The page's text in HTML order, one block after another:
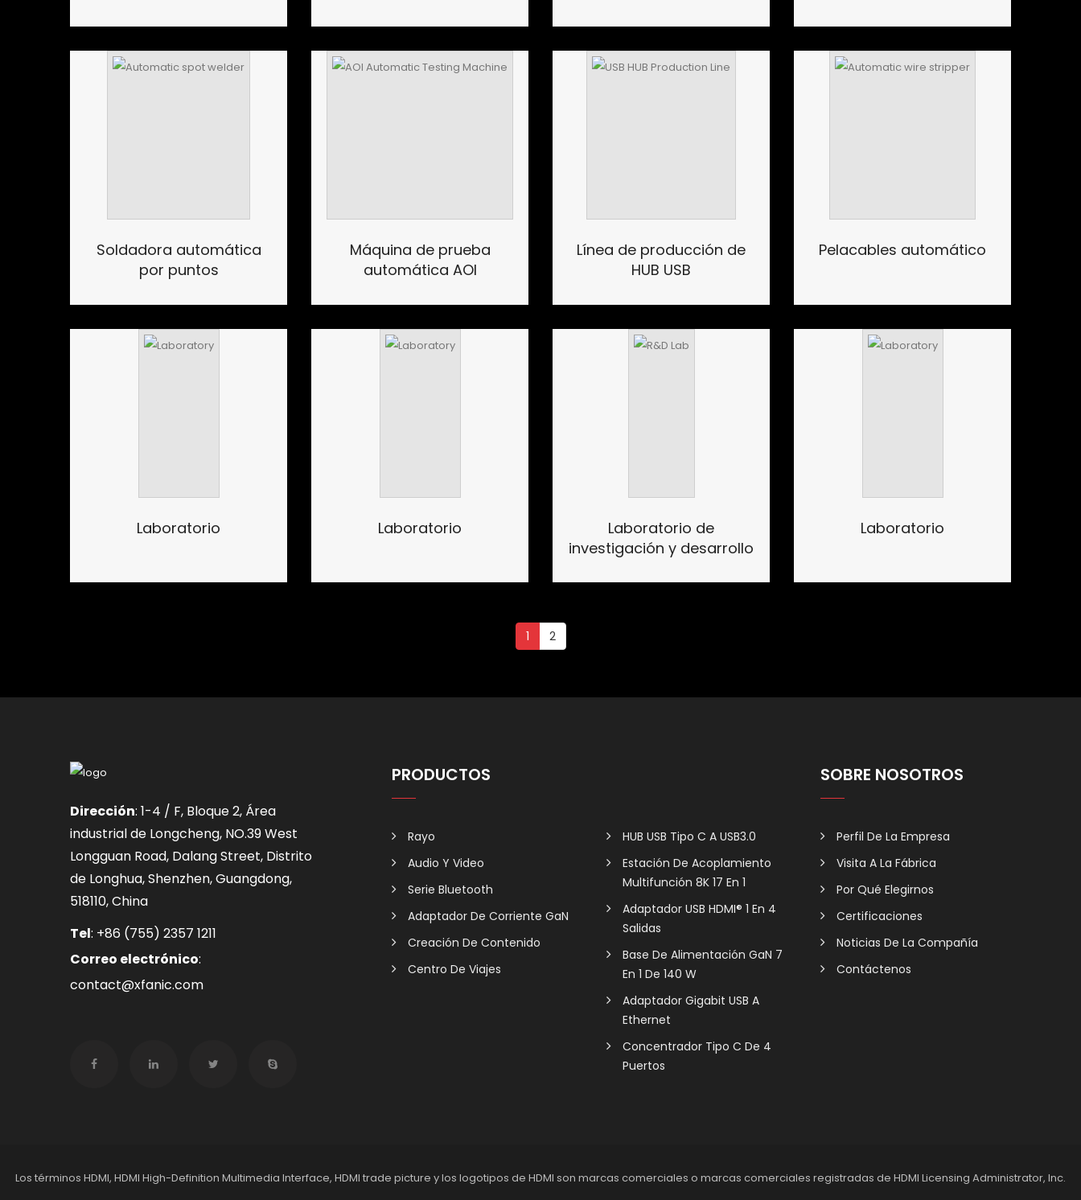
Soldadora automática
por puntos
Máquina de prueba
automática AOI
Línea de producción de
HUB USB
Pelacables automático
Laboratorio Laboratorio
Laboratorio de
investigación y desarrollo
Laboratorio
1 2
Dirección: 1-4 / F, Bloque 2, Área
industrial de Longcheng, NO.39 West
Longguan Road, Dalang Street, Distrito
de Longhua, Shenzhen, Guangdong,
518110, China
Tel: +86 (755) 2357 1211
Correo electrónico:
contact@xfanic.com
PRODUCTOS
Rayo
Audio Y Video
Serie Bluetooth
Adaptador De Corriente GaN
Creación De Contenido
Centro De Viajes
HUB USB Tipo C A USB3.0
Estación De Acoplamiento
Multifunción 8K 17 En 1
Adaptador USB HDMI® 1 En 4
Salidas
Base De Alimentación GaN 7
En 1 De 140 W
Adaptador Gigabit USB A
Ethernet
Concentrador Tipo C De 4
Puertos
SOBRE NOSOTROS
Perfil De La Empresa
Visita A La Fábrica
Por Qué Elegirnos
Certificaciones
Noticias De La Compañía
Contáctenos
Los términos HDMI, HDMI High-Definition Multimedia Interface, HDMI trade picture y los logotipos de HDMI son marcas comerciales o marcas comerciales registradas de HDMI Licensing Administrator, Inc.